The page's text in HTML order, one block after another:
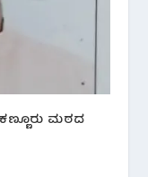
ಮಠದ